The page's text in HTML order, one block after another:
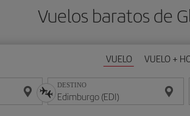
Vuelos baratos de
VUELO VUELO +
DESTINO